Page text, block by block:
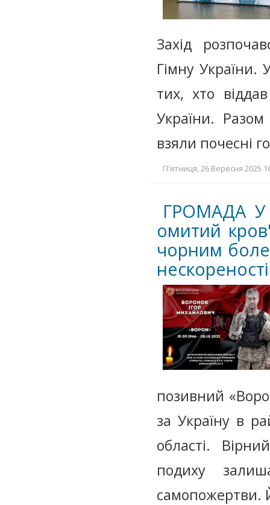
Захід
Гімну України.
тих, хто
України.
взяли почесні
П'ятниця, 26 Вересня 2025
ГРОМАДА У
омитий
чорним
позивний
за Україну в
області.
подиху
самопожертви.